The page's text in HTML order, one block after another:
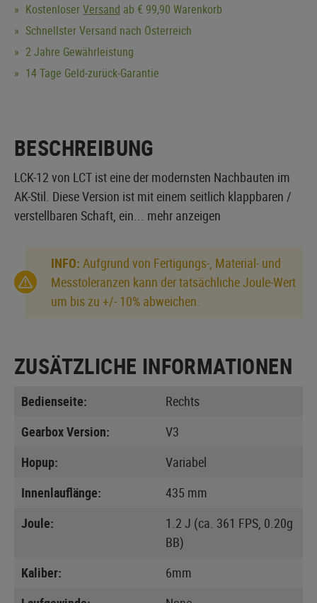
KostenloserVersand ab € 99,90 Warenkorb
Schnellster Versand nach Österreich
2 Jahre Gewährleistung
14 Tage Geld-zurück-Garantie
BESCHREIBUNG
LCK-12 von LCT ist eine der modernsten Nachbauten im
AK-Stil. Diese Version ist mit einem seitlich klappbaren /
verstellbaren Schaft, ein... mehr anzeigen
INFO: Aufgrund von Fertigungs-, Material- und
Messtoleranzen kann der tatsächliche Joule-Wert
um bis zu +/- 10% abweichen.
ZUSÄTZLICHE INFORMATIONEN
Bedienseite:
Rechts
Gearbox Version:
V3
Hopup:
Variabel
Innenlauflänge:
435 mm
Joule:
1.2 J (ca. 361 FPS, 0.20g
BB)
Kaliber:
6mm